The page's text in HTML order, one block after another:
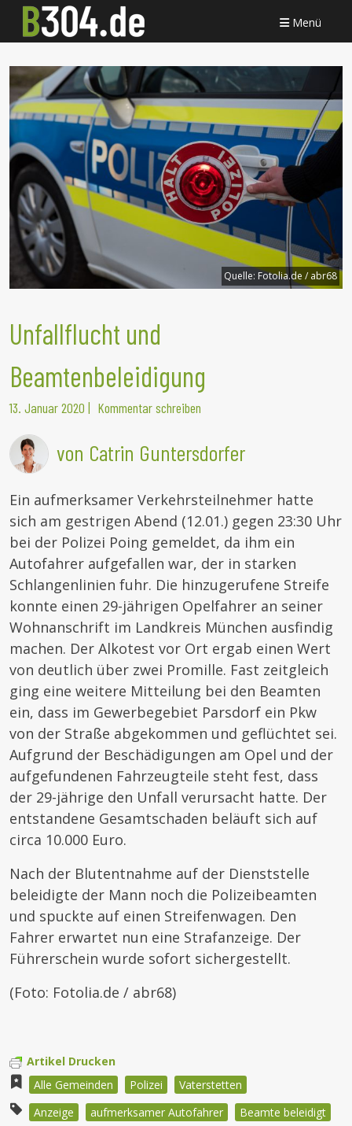
Menü
Quelle: Fotolia.de / abr68
Unfallflucht und
Beamtenbeleidigung
13. Januar 2020 | Kommentar schreiben
von Catrin Guntersdorfer
Ein aufmerksamer Verkehrsteilnehmer hatte
sich am gestrigen Abend (12.01.) gegen 23:30 Uhr
bei der Polizei Poing gemeldet, da ihm ein
Autofahrer aufgefallen war, der in starken
Schlangenlinien fuhr. Die hinzugerufene Streife
konnte einen 29-jährigen Opelfahrer an seiner
Wohnanschrift im Landkreis München ausfindig
machen. Der Alkotest vor Ort ergab einen Wert
von deutlich über zwei Promille. Fast zeitgleich
ging eine weitere Mitteilung bei den Beamten
ein, dass im Gewerbegebiet Parsdorf ein Pkw
von der Straße abgekommen und geflüchtet sei.
Aufgrund der Beschädigungen am Opel und der
aufgefundenen Fahrzeugteile steht fest, dass
der 29-jährige den Unfall verursacht hatte. Der
entstandene Gesamtschaden beläuft sich auf
circa 10.000 Euro.
Nach der Blutentnahme auf der Dienststelle
beleidigte der Mann noch die Polizeibeamten
und spuckte auf einen Streifenwagen. Den
Fahrer erwartet nun eine Strafanzeige. Der
Führerschein wurde sofort sichergestellt.
(Foto: Fotolia.de / abr68)
Artikel Drucken
Alle Gemeinden
Polizei
Vaterstetten
Anzeige
aufmerksamer Autofahrer
Beamte beleidigt